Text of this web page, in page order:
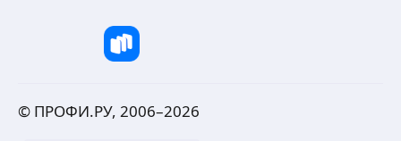
© ПРОФИ.РУ, 2006–2026